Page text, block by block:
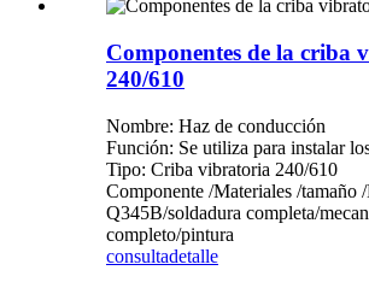
Componentes de la criba
240/610
Nombre: Haz de conducción
Función: Se utiliza para instalar
Tipo: Criba vibratoria 240/610
Componente /Materiales /tamaño
Q345B/soldadura completa/
completo/pintura
consultadetalle